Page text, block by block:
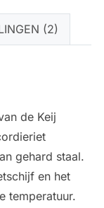
(2)
de Keij
gehard staal.
en het
temperatuur.